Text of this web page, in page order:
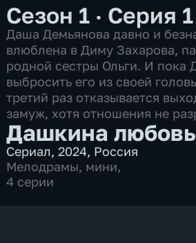
Сезон 1 · Серия 1
Даша Демьянова давно и
влюблена в Диму Захарова,
родной сестры Ольги. И пока
выбросить его из своей
третий раз отказывается
замуж, хотя отношения не
Дашкина любовь
Сериал,2024, Россия
Мелодрамы, мини,
4 серии